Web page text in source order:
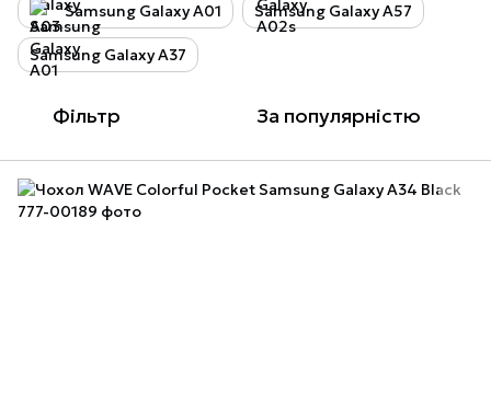
Samsung Galaxy A01 Samsung Galaxy A57
Samsung Galaxy A37
Фільтр За популярністю